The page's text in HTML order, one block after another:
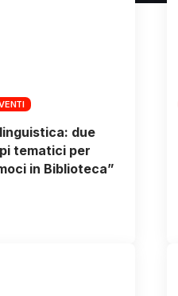
due
tematici per
in Biblioteca”